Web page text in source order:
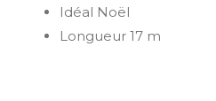
Idéal Noël
Longueur 17 m